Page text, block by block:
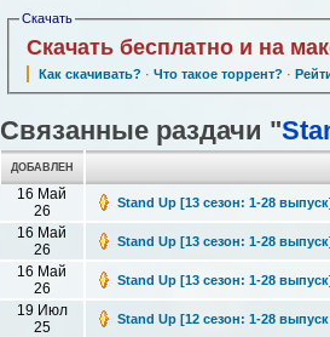
Скачать
Скачать бесплатно и на
Как скачивать? · Что такое торрент? ·
Связанные раздачи "
ДОБАВЛЕН
16 Май
26
Stand Up [13 сезон: 1-28
16 Май
26
Stand Up [13 сезон: 1-28
16 Май
26
Stand Up [13 сезон: 1-28
19 Июл
25
Stand Up [12 сезон: 1-28